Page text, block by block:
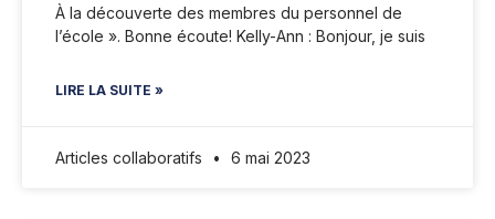
À la découverte des membres du personnel de
l’école ». Bonne écoute! Kelly-Ann : Bonjour, je suis
LIRE LA SUITE »
Articles collaboratifs 6 mai 2023